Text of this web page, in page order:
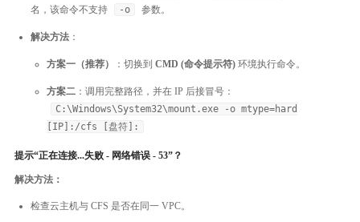
名，该命令不支持
-o 参数。
解决方法 ：
方案一（推荐） ：切换到 CMD (命令提示符) 环境执行命令。
方案二 ：调用完整路径，并在 IP 后接冒号：
C:\Windows\System32\mount.exe -o mtype=hard
[IP]:/cfs [盘符]:
提示“正在连接...失败 - 网络错误 - 53”？
解决方法：
检查云主机与 CFS 是否在同一 VPC。